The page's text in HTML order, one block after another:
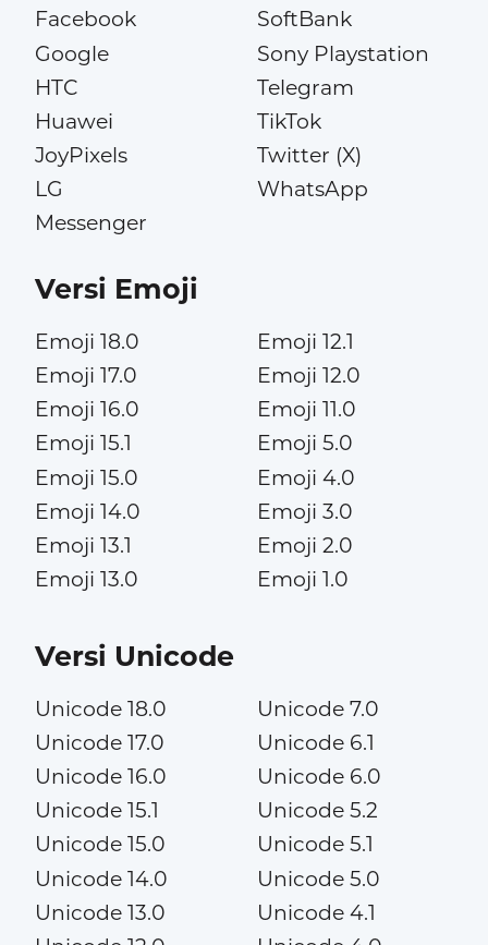
Facebook
Google
HTC
Huawei
JoyPixels
LG
Messenger
SoftBank
Sony Playstation
Telegram
TikTok
Twitter (X)
WhatsApp
Versi Emoji
Emoji 18.0
Emoji 17.0
Emoji 16.0
Emoji 15.1
Emoji 15.0
Emoji 14.0
Emoji 13.1
Emoji 13.0
Emoji 12.1
Emoji 12.0
Emoji 11.0
Emoji 5.0
Emoji 4.0
Emoji 3.0
Emoji 2.0
Emoji 1.0
Versi Unicode
Unicode 18.0
Unicode 17.0
Unicode 16.0
Unicode 15.1
Unicode 15.0
Unicode 14.0
Unicode 13.0
Unicode 7.0
Unicode 6.1
Unicode 6.0
Unicode 5.2
Unicode 5.1
Unicode 5.0
Unicode 4.1